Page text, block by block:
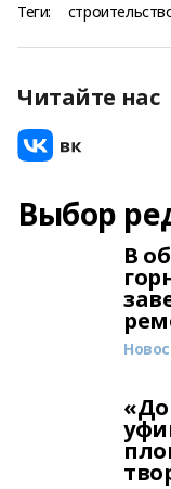
Теги:
Читайте нас
Выбор
В